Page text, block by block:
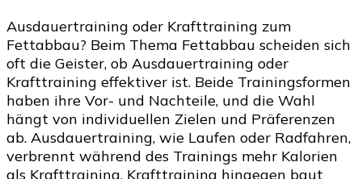
Ausdauertraining oder Krafttraining zum
Fettabbau? Beim Thema Fettabbau scheiden sich
oft die Geister, ob Ausdauertraining oder
Krafttraining effektiver ist. Beide Trainingsformen
haben ihre Vor- und Nachteile, und die Wahl
hängt von individuellen Zielen und Präferenzen
ab. Ausdauertraining, wie Laufen oder Radfahren,
verbrennt während des Trainings mehr Kalorien
als Krafttraining. Krafttraining hingegen baut